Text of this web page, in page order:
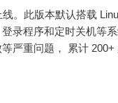
。此版本默认搭载
录程序和定时关机等
严重问题， 累计 200+